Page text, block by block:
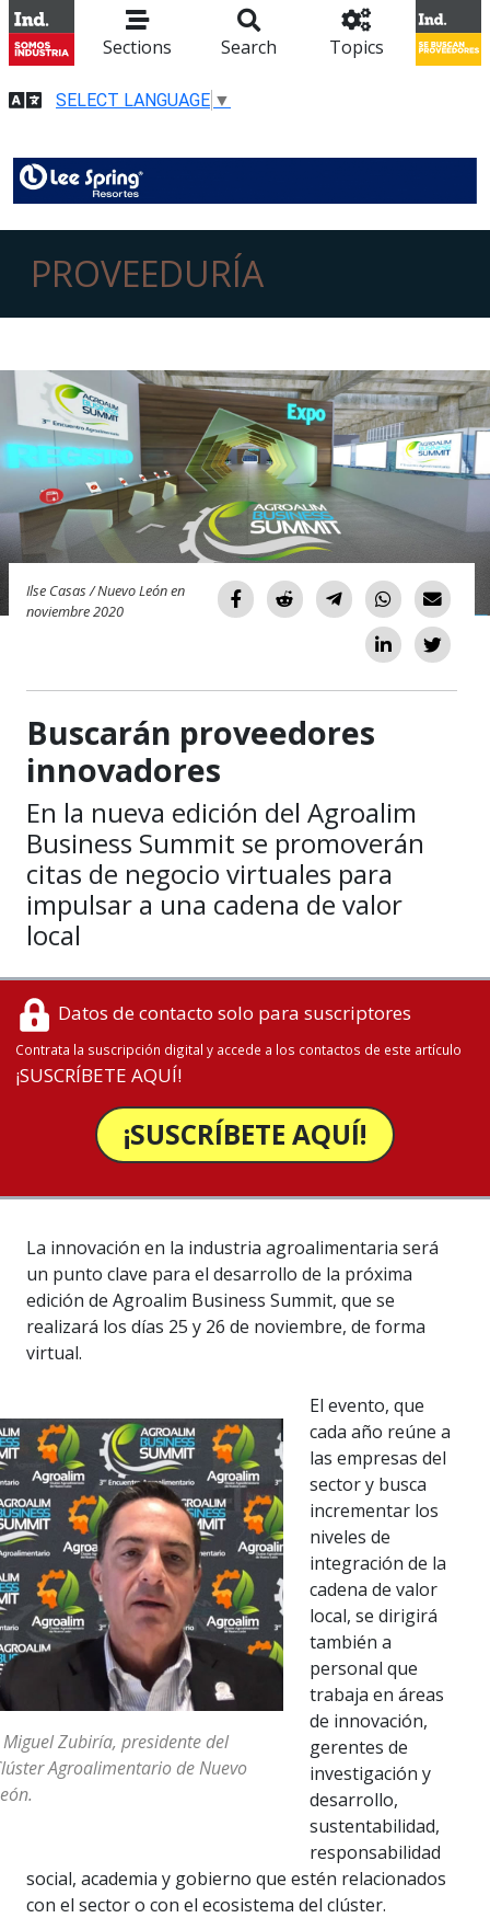
Sections Search Topics
SELECT LANGUAGE ▼
PROVEEDURÍA
Ilse Casas / Nuevo León en
noviembre 2020
Buscarán proveedores
innovadores
En la nueva edición del Agroalim
Business Summit se promoverán
citas de negocio virtuales para
impulsar a una cadena de valor
local
Datos de contacto solo para suscriptores
Contrata la suscripción digital y accede a los contactos de este artículo
¡SUSCRÍBETE AQUÍ!
¡SUSCRÍBETE AQUÍ!
La innovación en la industria agroalimentaria será
un punto clave para el desarrollo de la próxima
edición de Agroalim Business Summit, que se
realizará los días 25 y 26 de noviembre, de forma
virtual.
Miguel Zubiría, presidente del
Agroalimentario de Nuevo
El evento, que
cada año reúne a
las empresas del
sector y busca
incrementar los
niveles de
integración de la
cadena de valor
local, se dirigirá
también a
personal que
trabaja en áreas
de innovación,
gerentes de
investigación y
desarrollo,
sustentabilidad,
responsabilidad
social, academia y gobierno que estén relacionados
con el sector o con el ecosistema del clúster.